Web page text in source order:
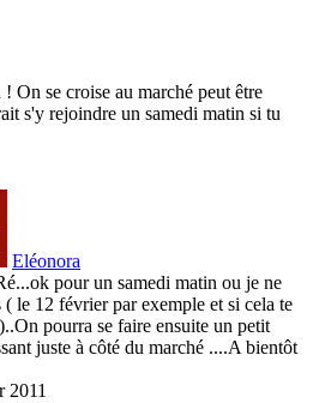
On se croise au marché peut être
s'y rejoindre un samedi matin si tu
Eléonora
pour un samedi matin ou je ne
( le 12 février par exemple et si cela te
pourra se faire ensuite un petit
juste à côté du marché ....A bientôt
2011